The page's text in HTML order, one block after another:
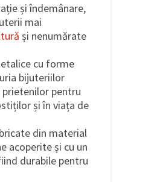
și îndemânare,
mai
și nenumărate
cu forme
bijuteriilor
pentru
și în viața de
din material
acoperite și cu un
durabile pentru